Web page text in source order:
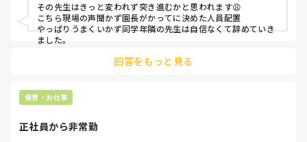
その先生はきっと変われず突き進むかと思われます😩
こちら現場の声聞かず園長がかってに決めた人員配置
やっぱりうまくいかず同学年隣の先生は自信なくて辞めていき
ました。
回答をもっと見る
保育・お仕事
正社員から非常勤